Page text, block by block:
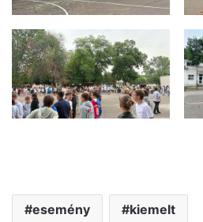
esemény kiemelt